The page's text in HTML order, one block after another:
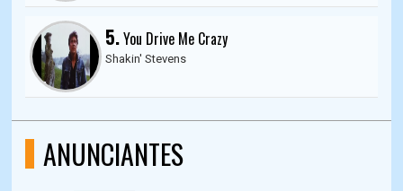
5.You Drive Me Crazy
Shakin' Stevens
ANUNCIANTES